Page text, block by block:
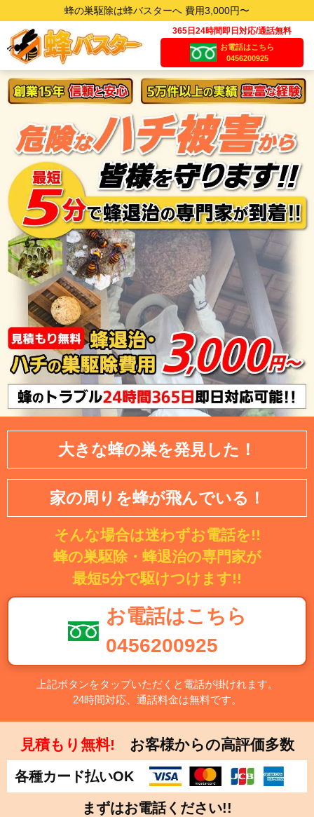
蜂の巣駆除は蜂バスターへ 費用3,000円〜
365日24時間即日対応/通話無料
お電話はこちら
0456200925
大きな蜂の巣を発見した！
家の周りを蜂が飛んでいる！
そんな場合は迷わずお電話を!!
蜂の巣駆除・蜂退治の専門家が
最短5分で駆けつけます!!
お電話はこちら
0456200925
上記ボタンをタップいただくと電話が掛けれます。
24時間対応、通話料金は無料です。
見積もり無料! お客様からの高評価多数
各種カード払いOK
まずはお電話ください!!